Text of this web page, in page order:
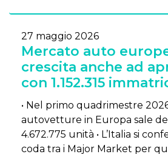
27 maggio 2026
Mercato auto
crescita anche ad
con 1.152.315
• Nel primo quadrimestre
autovetture in Europa sale
4.672.775 unità • L’Italia si
coda tra i Major Market per